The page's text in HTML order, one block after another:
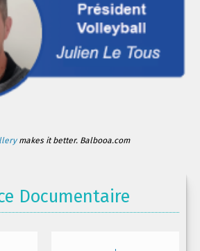
makes it better. Balbooa.com
Documentaire